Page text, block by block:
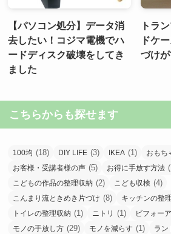
【パソコン処分】データ消
去したい！コジマ電機でハ
ードディスク破壊をしてき
ました
トラ
ドケ
づけ
こちらからも探せます
100均 (18) DIY LIFE (3) IKEA (1) おもち
お客様・受講者様の声 (5) お得に手放す方法
こどもの作品の整理収納 (2) こども収検 (4)
こんまり流ときめき片づけ (8) キッチンの整
トイレの整理収納 (1) ニトリ (1) ビフォー
モノの手放し方 (29) モノを減らす (1) ラン